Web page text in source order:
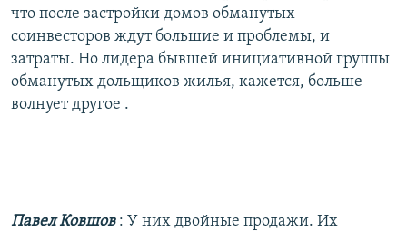
что после застройки домов обманутых
соинвесторов ждут большие и проблемы, и
затраты. Но лидера бывшей инициативной группы
обманутых дольщиков жилья, кажется, больше
волнует другое .
Павел Ковшов : У них двойные продажи. Их